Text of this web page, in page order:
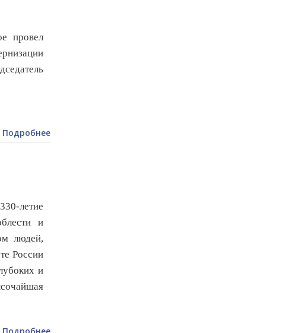
провел
Подробнее
и
людей,
России
и